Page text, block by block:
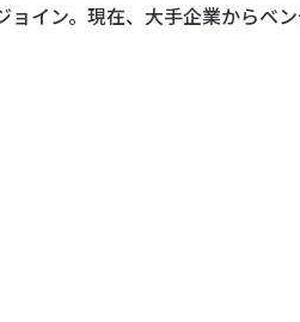
ョイン。現在、大手企業からベ